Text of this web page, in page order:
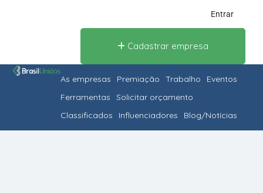
Entrar
Cadastrar empresa
As empresas Premiação Trabalho
Eventos
Ferramentas
Solicitar orçamento
Classificados
Influenciadores Blog/Notícias